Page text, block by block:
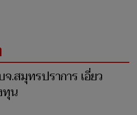
.สมุทรปราการ เอี่ยว
ทุน